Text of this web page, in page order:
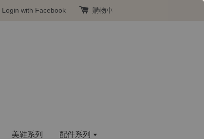
Login with Facebook 購物車
美鞋系列 配件系列